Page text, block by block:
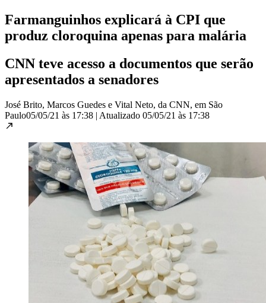
Farmanguinhos explicará à CPI que
produz cloroquina apenas para malária
CNN teve acesso a documentos que serão
apresentados a senadores
José Brito, Marcos Guedes e Vital Neto, da CNN, em São
Paulo05/05/21 às 17:38 | Atualizado 05/05/21 às 17:38